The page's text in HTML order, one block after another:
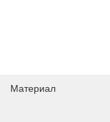
Материал